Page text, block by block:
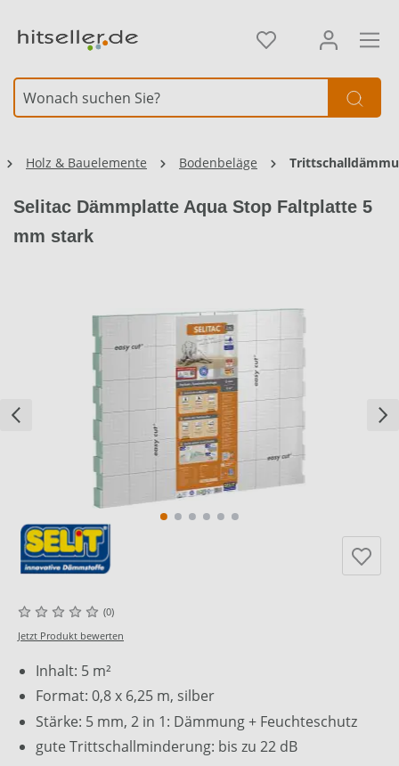
Holz & Bauelemente Bodenbeläge
Selitac Dämmplatte Aqua Stop Faltplatte 5
mm stark
(0)
Jetzt Produkt bewerten
Inhalt: 5 m²
Format: 0,8 x 6,25 m, silber
Stärke: 5 mm, 2 in 1: Dämmung + Feuchteschutz
gute Trittschallminderung: bis zu 22 dB